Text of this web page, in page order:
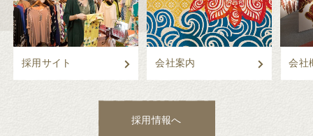
採用サイト 会社案内 会社
採用情報へ